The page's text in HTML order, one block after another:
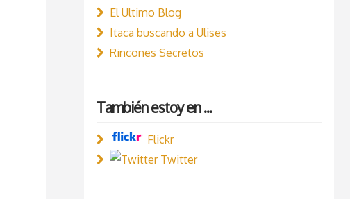
El Ultimo Blog
Itaca buscando a Ulises
Rincones Secretos
También estoy en ...
Flickr
Twitter